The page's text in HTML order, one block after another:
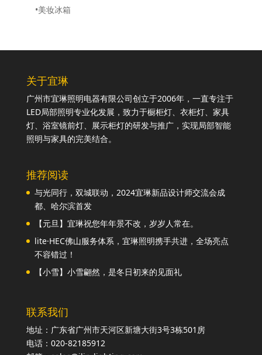
•美妆冰箱
关于宜琳
广州市宜琳照明电器有限公司创立于2006年，一直专注于
LED局部照明专业化发展，致力于橱柜灯、衣柜灯、家具
灯、浴室镜前灯、展示柜灯的研发与推广，实现局部智能
照明与家具的完美结合。
推荐阅读
与光同行，双城联动，2024宜琳新品设计师交流会成
都、哈尔滨首发
【元旦】宜琳祝您年年景不改，岁岁人常在。
lite·HEC佛山服务体系，宜琳照明携手共进，全场亮点
不容错过！
【小雪】小雪翩然，是冬日初来的见面礼
联系我们
地址：广东省广州市天河区新塘大街3号3栋501房
电话：020-82185912